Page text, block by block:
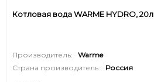
Котловая вода WARME HYDRO, 20л
Производитель:
Warme
Страна производитель:
Россия